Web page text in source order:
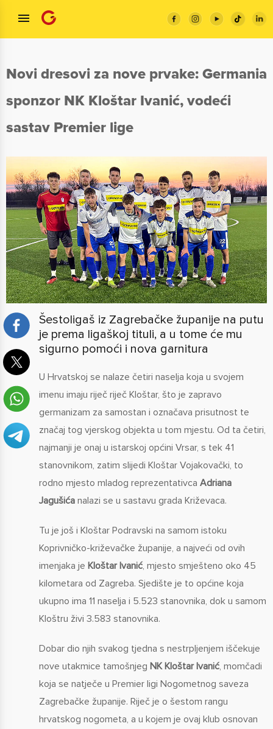
Novi dresovi za nove prvake: Germania
sponzor NK Kloštar Ivanić, vodeći
sastav Premier lige
Šestoligaš iz Zagrebačke županije na putu
je prema ligaškoj tituli, a u tome će mu
sigurno pomoći i nova garnitura
U Hrvatskoj se nalaze četiri naselja koja u svojem
imenu imaju riječ riječ Kloštar, što je zapravo
germanizam za samostan i označava prisutnost te
značaj tog vjerskog objekta u tom mjestu. Od ta četiri,
najmanji je onaj u istarskoj općini Vrsar, s tek 41
stanovnikom, zatim slijedi Kloštar Vojakovački, to
rodno mjesto mladog reprezentativca Adriana
Jagušićanalazi se u sastavu grada Križevaca.
Tu je još i Kloštar Podravski na samom istoku
Koprivničko-križevačke županije, a najveći od ovih
imenjaka je Kloštar Ivanić, mjesto smješteno oko 45
kilometara od Zagreba. Sjedište je to općine koja
ukupno ima 11 naselja i 5.523 stanovnika, dok u samom
Kloštru živi 3.583 stanovnika.
Dobar dio njih svakog tjedna s nestrpljenjem iščekuje
nove utakmice tamošnjeg NK Kloštar Ivanić, momčadi
koja se natječe u Premier ligi Nogometnog saveza
Zagrebačke županije. Riječ je o šestom rangu
hrvatskog nogometa, a u kojem je ovaj klub osnovan